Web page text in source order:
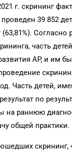
г. скрининг
39 852
Согласно
часть
АР, и им
Часть детей,
по
на раннюю
общей практики.
скрининг,